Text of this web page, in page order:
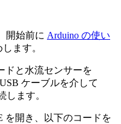
開始前に Arduino の使い
ます。
ドと水流センサーを
ケーブルを介して
します。
を開き、以下のコードを